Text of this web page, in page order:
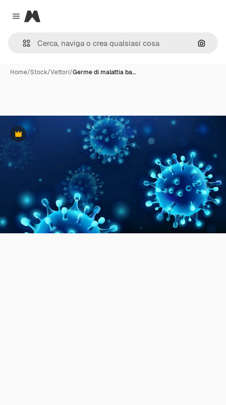
Close menu
Magnific
Cerca
Home/Stock/Vettori/Germe di malattia ba…
Premium